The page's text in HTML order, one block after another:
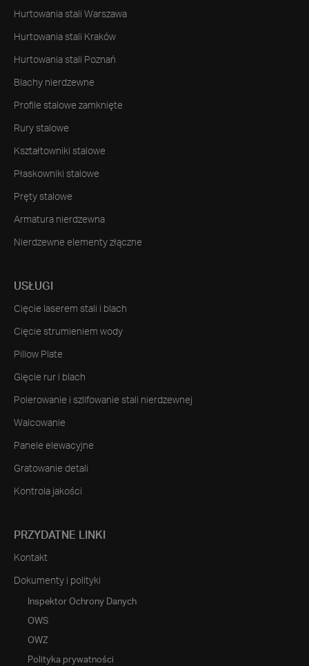
Hurtowania stali Warszawa
Hurtowania stali Kraków
Hurtowania stali Poznań
Blachy nierdzewne
Profile stalowe zamknięte
Rury stalowe
Kształtowniki stalowe
Płaskowniki stalowe
Pręty stalowe
Armatura nierdzewna
Nierdzewne elementy złączne
USŁUGI
Cięcie laserem stali i blach
Cięcie strumieniem wody
Pillow Plate
Gięcie rur i blach
Polerowanie i szlifowanie stali nierdzewnej
Walcowanie
Panele elewacyjne
Gratowanie detali
Kontrola jakości
PRZYDATNE LINKI
Kontakt
Dokumenty i polityki
Inspektor Ochrony Danych
OWS
OWZ
Polityka prywatności